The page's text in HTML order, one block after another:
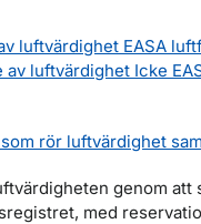
luftvärdighet EASA
av luftvärdighet Icke
rör luftvärdighet
genom att
med